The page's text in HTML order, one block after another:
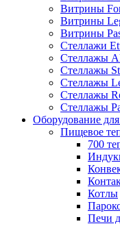
Витрины
Витрины
Витрины
Стеллажи
Стеллажы
Стеллажы
Стеллажы
Стеллажы
Стеллажы
Оборудование
Пищевое
700
Котлы
Печи